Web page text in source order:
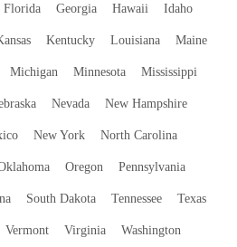
Florida Georgia Hawaii Idaho
Kentucky Louisiana Maine
Michigan Minnesota Mississippi
Nevada New Hampshire
New York North Carolina
Oregon Pennsylvania
South Dakota Tennessee Texas
Vermont Virginia Washington